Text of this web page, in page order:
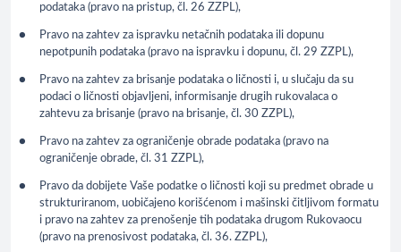
podataka (pravo na pristup, čl. 26 ZZPL),
Pravo na zahtev za ispravku netačnih podataka ili dopunu
nepotpunih podataka (pravo na ispravku i dopunu, čl. 29 ZZPL),
Pravo na zahtev za brisanje podataka o ličnosti i, u slučaju da su
podaci o ličnosti objavljeni, informisanje drugih rukovalaca o
zahtevu za brisanje (pravo na brisanje, čl. 30 ZZPL),
Pravo na zahtev za ograničenje obrade podataka (pravo na
ograničenje obrade, čl. 31 ZZPL),
Pravo da dobijete Vaše podatke o ličnosti koji su predmet obrade u
strukturiranom, uobičajeno korišćenom i mašinski čitljivom formatu
i pravo na zahtev za prenošenje tih podataka drugom Rukovaocu
(pravo na prenosivost podataka, čl. 36. ZZPL),